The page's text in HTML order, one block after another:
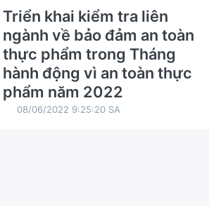
Triển khai kiểm tra liên
ngành về bảo đảm an toàn
thực phẩm trong Tháng
hành động vì an toàn thực
phẩm năm 2022
08/06/2022 9:25:20 SA